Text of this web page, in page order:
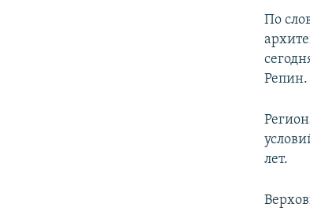
По
Репин.
лет.